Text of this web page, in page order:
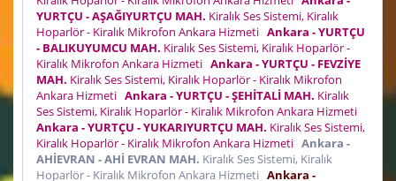
YURTÇU - AŞAĞIYURTÇU MAH. Kiralık Ses Sistemi, Kiralık
Hoparlör - Kiralık Mikrofon Ankara Hizmeti Ankara - YURTÇU
- BALIKUYUMCU MAH. Kiralık Ses Sistemi, Kiralık Hoparlör -
Kiralık Mikrofon Ankara Hizmeti Ankara - YURTÇU - FEVZİYE
MAH. Kiralık Ses Sistemi, Kiralık Hoparlör - Kiralık Mikrofon
Ankara Hizmeti Ankara - YURTÇU - ŞEHİTALİ MAH. Kiralık
Ses Sistemi, Kiralık Hoparlör - Kiralık Mikrofon Ankara Hizmeti
Ankara - YURTÇU - YUKARIYURTÇU MAH. Kiralık Ses Sistemi,
Kiralık Hoparlör - Kiralık Mikrofon Ankara Hizmeti Ankara -
AHİEVRAN - AHİ EVRAN MAH. Kiralık Ses Sistemi, Kiralık
Hoparlör - Kiralık Mikrofon Ankara Hizmeti Ankara -